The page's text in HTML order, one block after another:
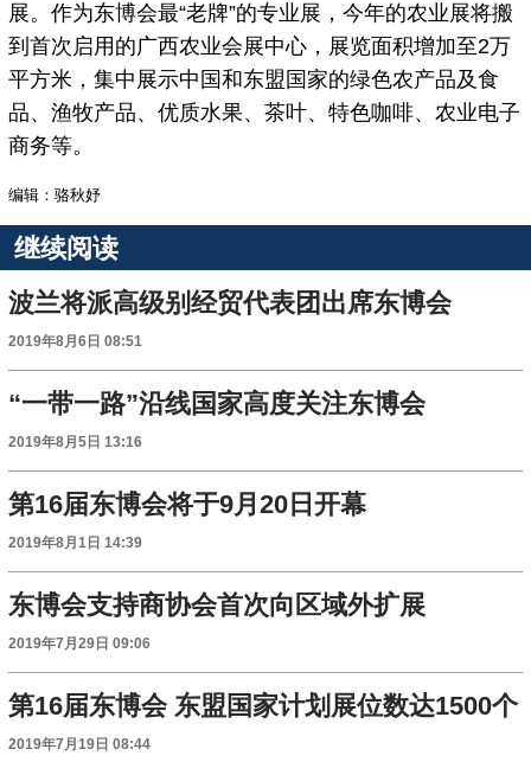
展。作为东博会最“老牌”的专业展，今年的农业展将搬
到首次启用的广西农业会展中心，展览面积增加至2万
平方米，集中展示中国和东盟国家的绿色农产品及食
品、渔牧产品、优质水果、茶叶、特色咖啡、农业电子
商务等。
编辑：骆秋妤
继续阅读
波兰将派高级别经贸代表团出席东博会
2019年8月6日 08:51
“一带一路”沿线国家高度关注东博会
2019年8月5日 13:16
第16届东博会将于9月20日开幕
2019年8月1日 14:39
东博会支持商协会首次向区域外扩展
2019年7月29日 09:06
第16届东博会 东盟国家计划展位数达1500个
2019年7月19日 08:44